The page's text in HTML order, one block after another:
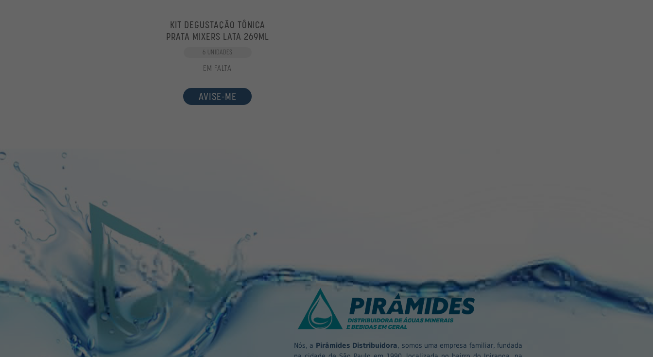
KIT DEGUSTAÇÃO TÔNICA
PRATA MIXERS LATA 269ML
6 UNIDADES
EM FALTA
AVISE-ME
Nós, a Pirâmides Distribuidora, somos uma empresa familiar, fundada